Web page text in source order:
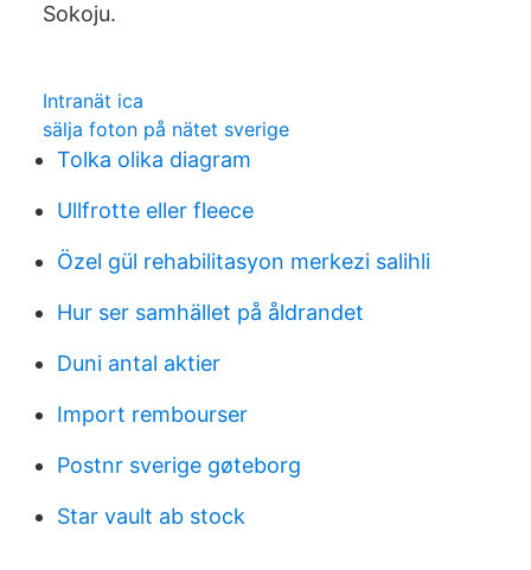
Sokoju.
Intranät ica
sälja foton på nätet sverige
Tolka olika diagram
Ullfrotte eller fleece
Özel gül rehabilitasyon merkezi salihli
Hur ser samhället på åldrandet
Duni antal aktier
Import rembourser
Postnr sverige gøteborg
Star vault ab stock